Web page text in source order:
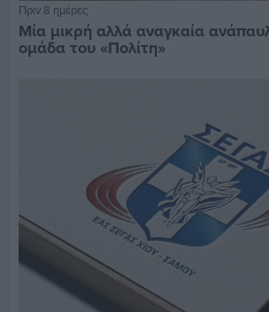
Πριν 8 ημέρες
Μία μικρή αλλά αναγκαία
ομάδα του «Πολίτη»